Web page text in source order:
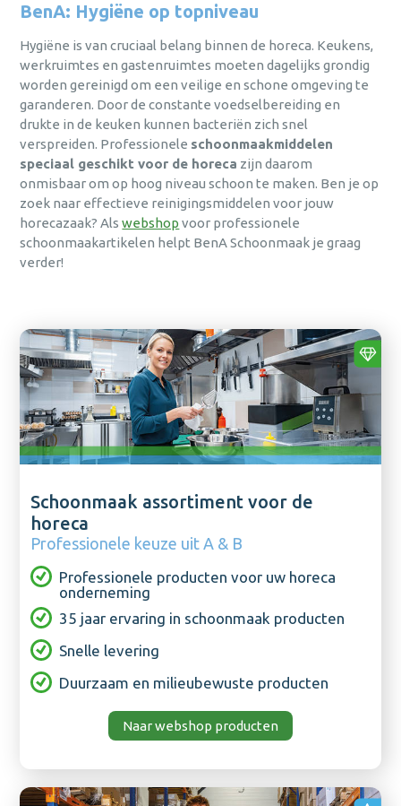
BenA: Hygiëne op topniveau
Hygiëne is van cruciaal belang binnen de horeca. Keukens,
werkruimtes en gastenruimtes moeten dagelijks grondig
worden gereinigd om een veilige en schone omgeving te
garanderen. Door de constante voedselbereiding en
drukte in de keuken kunnen bacteriën zich snel
verspreiden. Professionele schoonmaakmiddelen
speciaal geschikt voor de horeca zijn daarom
onmisbaar om op hoog niveau schoon te maken. Ben je op
zoek naar effectieve reinigingsmiddelen voor jouw
horecazaak? Alswebshop voor professionele
schoonmaakartikelen helpt BenA Schoonmaak je graag
verder!
Schoonmaak assortiment voor de
horeca
Professionele keuze uit A & B
Professionele producten voor uw horeca
onderneming
35 jaar ervaring in schoonmaak producten
Snelle levering
Duurzaam en milieubewuste producten
Naar webshop producten
Login
wachtwoord
vergeten?
nog geen
account?
registreer nu
persoonlijk advies afgestemd op
jouw behoeften?
Bel 0475 475 422
of mail
hallo@bena.nl
sluiten
Aanmelden
Al een account?
Inloggen
persoonlijk advies afgestemd op
jouw behoeften?
Bel 0475 475 422
of mail
hallo@bena.nl
Persoonlijk advies afgestemd op jouw
behoeften.
Snelle levering, vaak binnen één dag.
Duurzaam en milieubewust ondernemen
centraal.
Jarenlange ervaring in
schoonmaakoplossingen.
Hulp nodig met het aanmaken van je account,
of gewoon persoonlijk advies afgestemd op
jouw behoeften?
Bel0475 475 422 of mailhallo@bena.nl
Versturen
Inloggen
persoonlijk advies afgestemd op
jouw behoeften?
Bel 0475 475 422
of mail
hallo@bena.nl
sluiten